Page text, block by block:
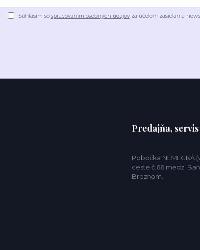
Súhlasím so spracovaním osobných údajovza účelom zasielania
Predajňa,
Pobočka NEMECKÁ
ceste č.66 medzi
Breznom.